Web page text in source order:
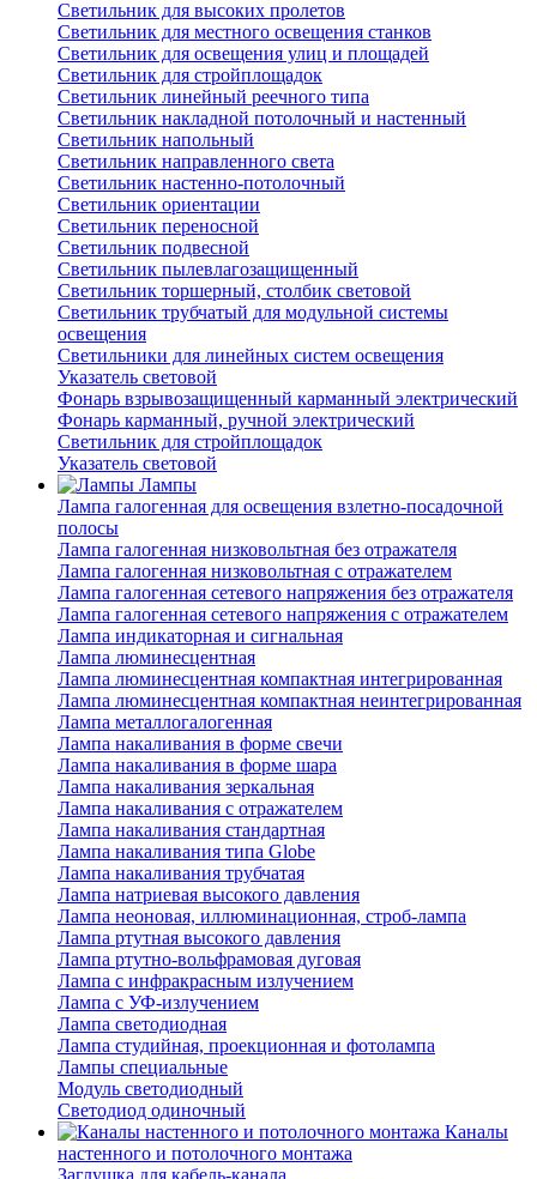
Светильник для высоких пролетов
Светильник для местного освещения станков
Светильник для освещения улиц и площадей
Светильник для стройплощадок
Светильник линейный реечного типа
Светильник накладной потолочный и настенный
Светильник напольный
Светильник направленного света
Светильник настенно-потолочный
Светильник ориентации
Светильник переносной
Светильник подвесной
Светильник пылевлагозащищенный
Светильник торшерный, столбик световой
Светильник трубчатый для модульной системы
освещения
Светильники для линейных систем освещения
Указатель световой
Фонарь взрывозащищенный карманный электрический
Фонарь карманный, ручной электрический
Светильник для стройплощадок
Указатель световой
Лампы
Лампа галогенная для освещения взлетно-посадочной
полосы
Лампа галогенная низковольтная без отражателя
Лампа галогенная низковольтная с отражателем
Лампа галогенная сетевого напряжения без отражателя
Лампа галогенная сетевого напряжения с отражателем
Лампа индикаторная и сигнальная
Лампа люминесцентная
Лампа люминесцентная компактная интегрированная
Лампа люминесцентная компактная неинтегрированная
Лампа металлогалогенная
Лампа накаливания в форме свечи
Лампа накаливания в форме шара
Лампа накаливания зеркальная
Лампа накаливания с отражателем
Лампа накаливания стандартная
Лампа накаливания типа Globe
Лампа накаливания трубчатая
Лампа натриевая высокого давления
Лампа неоновая, иллюминационная, строб-лампа
Лампа ртутная высокого давления
Лампа ртутно-вольфрамовая дуговая
Лампа с инфракрасным излучением
Лампа с УФ-излучением
Лампа светодиодная
Лампа студийная, проекционная и фотолампа
Лампы специальные
Модуль светодиодный
Светодиод одиночный
Каналы
настенного и потолочного монтажа
Заглушка для кабель-канала